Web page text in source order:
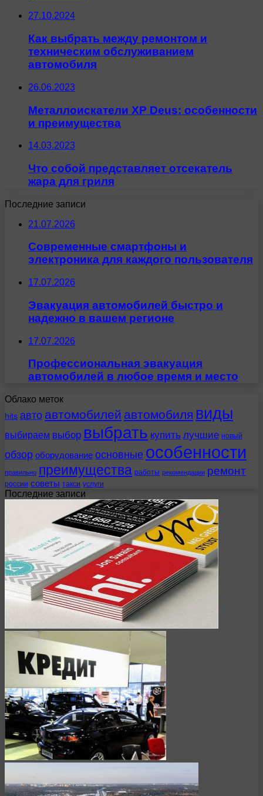
27.10.2024
Как выбрать между ремонтом и
техническим обслуживанием
автомобиля
26.06.2023
Металлоискатели XP Deus: особенности
и преимущества
14.03.2023
Что собой представляет отсекатель
жара для гриля
Последние записи
21.07.2026
Современные смартфоны и
электроника для каждого пользователя
17.07.2026
Эвакуация автомобилей быстро и
надежно в вашем регионе
17.07.2026
Профессиональная эвакуация
автомобилей в любое время и место
Облако меток
hits авто автомобилей автомобиля виды
выбираем выбор выбрать купить лучшие новый
обзор оборудование основные особенности
правильно преимущества работы рекомендации ремонт
россии советы такси услуги
Последние записи